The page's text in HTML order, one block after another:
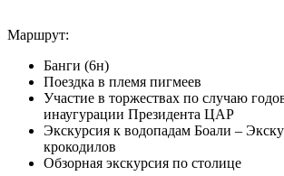
Маршрут:
Банги (6н)
Поездка в племя пигмеев
Участие в торжествах по случаю
инаугурации Президента ЦАР
Экскурсия к водопадам Боали –
крокодилов
Обзорная экскурсия по столице